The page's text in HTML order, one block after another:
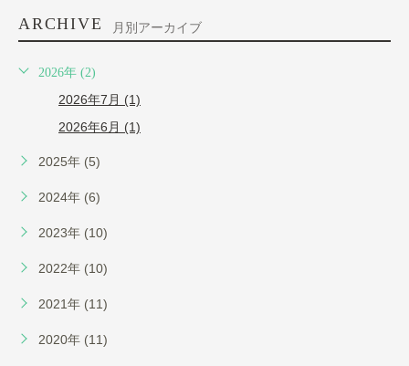
ARCHIVE 月別アーカイブ
2026年 (2)
2026年7月 (1)
2026年6月 (1)
2025年 (5)
2024年 (6)
2023年 (10)
2022年 (10)
2021年 (11)
2020年 (11)